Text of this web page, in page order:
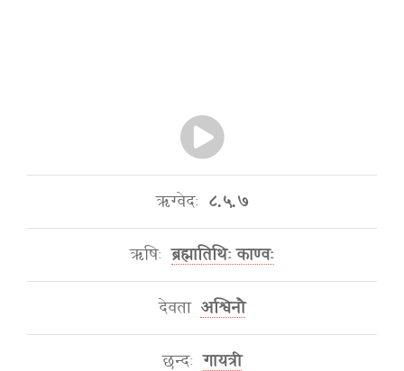
ऋग्वेदः ८.५.७
ऋषिः ब्रह्मातिथिः काण्वः
देवता अश्विनौ
छन्दः गायत्री